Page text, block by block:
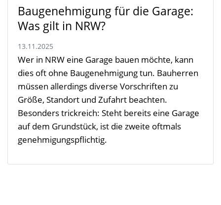
Baugenehmigung für die Garage:
Was gilt in NRW?
13.11.2025
Wer in NRW eine Garage bauen möchte, kann
dies oft ohne Baugenehmigung tun. Bauherren
müssen allerdings diverse Vorschriften zu
Größe, Standort und Zufahrt beachten.
Besonders trickreich: Steht bereits eine Garage
auf dem Grundstück, ist die zweite oftmals
genehmigungspflichtig.